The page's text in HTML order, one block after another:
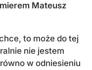
Mateusz
to może do tej
nie jestem
w odniesieniu